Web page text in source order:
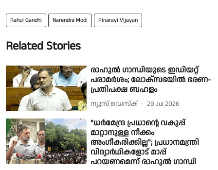
Rahul Gandhi Narendra Modi Pinarayi Vijayan
Related Stories
രാഹുൽ ഗാന്ധിയുടെ ഇഡിയറ്റ്
പരാമർശം; ലോക്സഭയിൽ ഭരണ-
പ്രതിപക്ഷ ബഹളം
ന്യൂസ് ഡെസ്ക് 29 Jul 2026
"ധർമേന്ദ്ര പ്രധാൻ്റെ വകുപ്പ്
മാറ്റാനുള്ള നീക്കം
അംഗീകരിക്കില്ല"; പ്രധാനമന്ത്രി
വിദ്യാർഥികളോട് മാപ്പ്
പറയണമെന്ന് രാഹുൽ ഗാന്ധി